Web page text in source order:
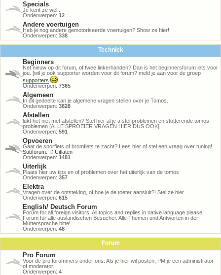
Specials
Je kent ze wel...
Onderwerpen: 12
Andere voertuigen
Heb je nog andere gemotoriseerde voertuigen? Show ze hier!
Onderwerpen: 338
Techniek
Beginners
Net nieuw op dit forum, of twee linkerhanden? Dan is het beginnersforum iets voor
jou. [wil je ook supporter worden voor dit forum? meld je aan voor de groep
supporters
Onderwerpen: 7365
Algemeen
In dit gedeelte kan je algemene vragen stellen over je Tomos.
Onderwerpen: 3828
Afstellen
lukt het niet met afstellen? Stel hier al je afstel problemen en stotterende tomos
problemen [ALLE SPROEIER VRAGEN HIER DUS OOK]
Onderwerpen: 591
Opvoeren
Gaat de snorfiets of bromfiets te zacht? Lees hier of stel een vraag over tuning!
Subforum:
Uitlaten
Onderwerpen: 1481
Uiterlijk
Plaats hier uw tips en of problemen over het uiterlijk van de tomos
Onderwerpen: 357
Elektra
Vragen over de ontsteking, of hoe je de toeter aansluit?! Stel ze hier
Onderwerpen: 615
English/ Deutsch Forum
Forum for all foreign visitors. All topics and replies in native language please!
Forum für alle ausländischen Besucher. Alle Themen und Antworten in der
Muttersprache bitte!
Onderwerpen: 48
Forum
Pro Forum
Voor de pro forummers onder ons. Als je hier wil posten, PM je een administrator
of moderator.
Onderwerpen: 4